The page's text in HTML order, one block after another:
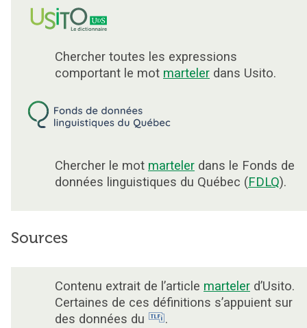
Chercher toutes les expressions
comportant le mot marteler dans Usito.
Chercher le mot marteler dans le Fonds de
données linguistiques du Québec (FDLQ).
Sources
Contenu extrait de l’article marteler d’Usito.
Certaines de ces définitions s’appuient sur
des données du
.